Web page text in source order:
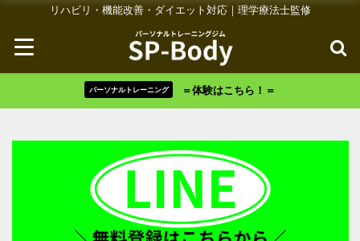
リハビリ・機能改善・ダイエット対応｜理学療法士監修
パーソナルトレーニング ＝体験はこちら！＝